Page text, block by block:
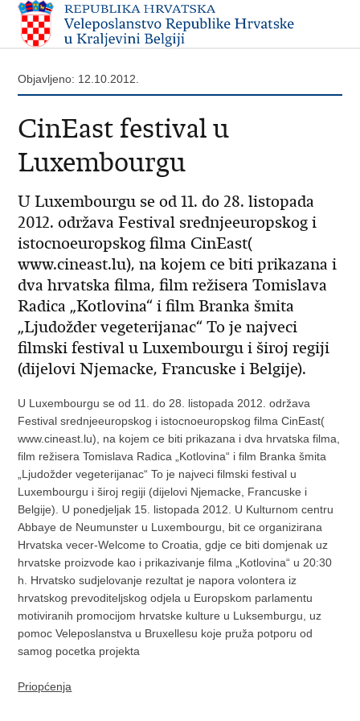
Objavljeno: 12.10.2012.
CinEast festival u
Luxembourgu
U Luxembourgu se od 11. do 28. listopada
2012. održava Festival srednjeeuropskog i
istocnoeuropskog filma CinEast(
www.cineast.lu), na kojem ce biti prikazana i
dva hrvatska filma, film režisera Tomislava
Radica „Kotlovina“ i film Branka šmita
„Ljudožder vegeterijanac“ To je najveci
filmski festival u Luxembourgu i široj regiji
(dijelovi Njemacke, Francuske i Belgije).
U Luxembourgu se od 11. do 28. listopada 2012. održava
Festival srednjeeuropskog i istocnoeuropskog filma CinEast(
www.cineast.lu), na kojem ce biti prikazana i dva hrvatska filma,
film režisera Tomislava Radica „Kotlovina“ i film Branka šmita
„Ljudožder vegeterijanac“ To je najveci filmski festival u
Luxembourgu i široj regiji (dijelovi Njemacke, Francuske i
Belgije). U ponedjeljak 15. listopada 2012. U Kulturnom centru
Abbaye de Neumunster u Luxembourgu, bit ce organizirana
Hrvatska vecer-Welcome to Croatia, gdje ce biti domjenak uz
hrvatske proizvode kao i prikazivanje filma „Kotlovina“ u 20:30
h. Hrvatsko sudjelovanje rezultat je napora volontera iz
hrvatskog prevoditeljskog odjela u Europskom parlamentu
motiviranih promocijom hrvatske kulture u Luksemburgu, uz
pomoc Veleposlanstva u Bruxellesu koje pruža potporu od
samog pocetka projekta
Priopćenja